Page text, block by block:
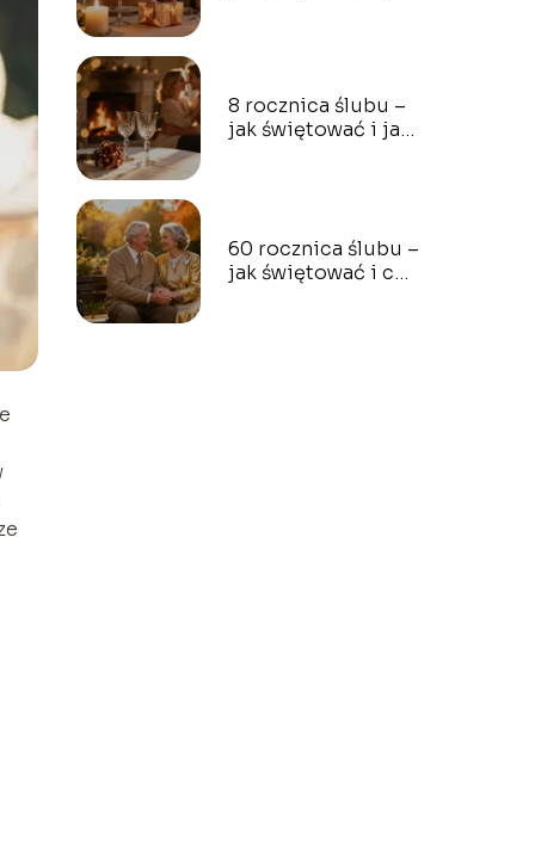
8 rocznica ślubu –
jak świętować i jaki
60 rocznica ślubu –
jak świętować i co